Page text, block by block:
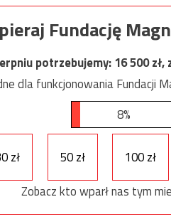
Fundację
potrzebujemy:16 500zł,
dla funkcjonowania Fundacji
8%
zł 50 zł 100 zł
Zobacz kto wparł nas tym